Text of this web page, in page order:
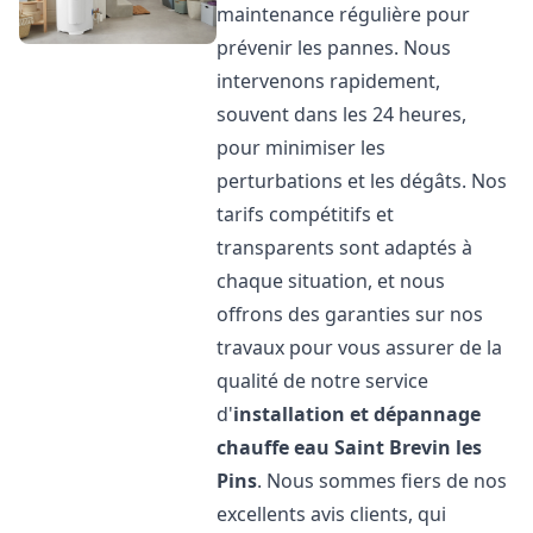
maintenance régulière pour
prévenir les pannes. Nous
intervenons rapidement,
souvent dans les 24 heures,
pour minimiser les
perturbations et les dégâts. Nos
tarifs compétitifs et
transparents sont adaptés à
chaque situation, et nous
offrons des garanties sur nos
travaux pour vous assurer de la
qualité de notre service
d'installation et dépannage
chauffe eau Saint Brevin les
Pins. Nous sommes fiers de nos
excellents avis clients, qui